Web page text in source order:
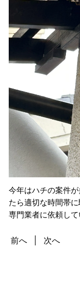
今年はハチの案件
たら適切な時間帯
専門業者に依頼して
前へ 次へ